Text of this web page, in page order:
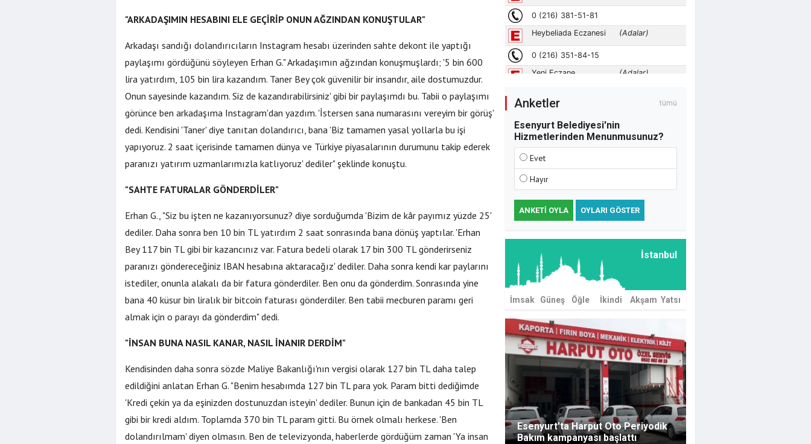
"ARKADAŞIMIN HESABINI ELE GEÇİRİP ONUN AĞZINDAN KONUŞTULAR"
Arkadaşı sandığı dolandırıcıların Instagram hesabı üzerinden sahte dekont ile yaptığı
paylaşımı gördüğünü söyleyen Erhan G." Arkadaşımın ağzından konuşmuşlardı; '5 bin 600
lira yatırdım, 105 bin lira kazandım. Taner Bey çok güvenilir bir insandır, aile dostumuzdur.
Onun sayesinde kazandım. Siz de kazandırabilirsiniz' gibi bir paylaşımdı bu. Tabii o paylaşımı
görünce ben arkadaşıma Instagram'dan yazdım. 'İstersen sana numarasını vereyim bir görüş'
dedi. Kendisini 'Taner' diye tanıtan dolandırıcı, bana 'Biz tamamen yasal yollarla bu işi
yapıyoruz. 2 saat içerisinde tamamen dünya ve Türkiye piyasalarının durumunu takip ederek
paranızı yatırım uzmanlarımızla katlıyoruz' dediler" şeklinde konuştu.
"SAHTE FATURALAR GÖNDERDİLER"
Erhan G., "Siz bu işten ne kazanıyorsunuz? diye sorduğumda 'Bizim de kâr payımız yüzde 25'
dediler. Daha sonra ben 10 bin TL yatırdım 2 saat sonrasında bana dönüş yaptılar. 'Erhan
Bey 117 bin TL gibi bir kazancınız var. Fatura bedeli olarak 17 bin 300 TL gönderirseniz
paranızı göndereceğiniz IBAN hesabına aktaracağız' dediler. Daha sonra kendi kar paylarını
istediler, onunla alakalı da bir fatura gönderdiler. Ben onu da gönderdim. Sonrasında yine
bana 40 küsur bin liralık bir bitcoin faturası gönderdiler. Ben tabii mecburen paramı geri
almak için o parayı da gönderdim" dedi.
"İNSAN BUNA NASIL KANAR, NASIL İNANIR DERDİM"
Kendisinden daha sonra sözde Maliye Bakanlığı'nın vergisi olarak 127 bin TL daha talep
edildiğini anlatan Erhan G. "Benim hesabımda 127 bin TL para yok. Param bitti dediğimde
'Kredi çekin ya da eşinizden dostunuzdan isteyin' dediler. Bunun için de bankadan 45 bin TL
gibi bir kredi aldım. Toplamda 370 bin TL param gitti. Bu örnek olmalı herkese. 'Ben
dolandırılmam' diyen olmasın. Ben de televizyonda, haberlerde gördüğüm zaman 'Ya insan
"Vira Bismillah" Diyerek AK Parti'ye
Geçti! Orhan Çerkez'in Yorumlara
Kapattığı İlk Paylaşım Gündem Oldu
İstanbul'da 15 Bin Kiralık Sosyal Konut
İçin Geri Sayım: İlk Kura Eylülde
Çekilecek
Anketler tümü
Esenyurt Belediyesi'nin
Hizmetlerinden Menunmusunuz?
Evet
Hayır
ANKETI OYLA OYLARI GÖSTER
İstanbul
İmsak Güneş Öğle İkindi Akşam Yatsı
Esenyurt'ta Harput Oto Periyodik
Bakım kampanyası başlattı